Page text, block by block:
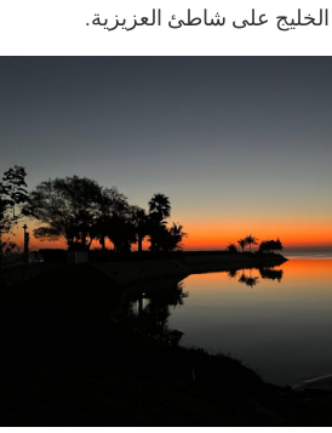
على شاطئ العزيزية.